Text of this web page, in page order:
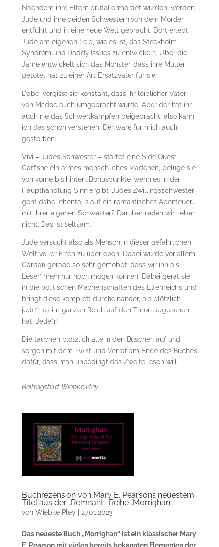
Nachdem ihre Eltern brutal ermordet wurden, werden
Jude und ihre beiden Schwestern von dem Mörder
entführt und in eine neue Welt gebracht. Dort erlebt
Jude am eigenen Leib, wie es ist, das Stockholm
Syndrom und Daddy Issues zu entwickeln. Über die
Jahre entwickelt sich das Monster, dass ihre Mutter
getötet hat zu einer Art Ersatzvater für sie.
Dabei vergisst sie konstant, dass ihr leiblicher Vater
von Madoc auch umgebracht wurde. Aber der hat ihr
auch nie das Schwertkämpfen beigebracht, also kann
ich das schon verstehen. Der wäre für mich auch
gestorben.
Vivi – Judes Schwester – startet eine Side Quest:
Catfishe ein armes menschliches Mädchen, belüge sie
von vorne bis hinten. Bonuspunkte, wenn es in der
Haupthandlung Sinn ergibt. Judes Zwillingsschwester
geht dabei ebenfalls auf ein romantisches Abenteuer…
mit ihrer eigenen Schwester? Darüber reden wir lieber
nicht. Das ist seltsam.
Jude versucht also als Mensch in dieser gefährlichen
Welt voller Elfen zu überleben. Dabei wurde vor allem
Cardan gerade so sehr gemobbt, dass wir ihn als
Leser*innen nur noch mögen können. Dabei gerät sie
in die politischen Machenschaften des Elfenreichs und
bringt diese komplett durcheinander, als plötzlich
jede*r es im ganzen Reich auf den Thron abgesehen
hat. Jede*r!
Die tauchen plötzlich alle in den Büschen auf und
sorgen mit dem Twist und Verrat am Ende des Buches
dafür, dass man unbedingt das Zweite lesen will.
Beitragsbild: Wiebke Pley
Buchrezension von Mary E. Pearsons neuestem
Titel aus der „Remnant“-Reihe „Morrighan“
von Wiebke Pley 27.01.2023
Das neueste Buch „Morrighan“ ist ein klassischer Mary
E. Pearson mit vielen bereits bekannten Elementen der